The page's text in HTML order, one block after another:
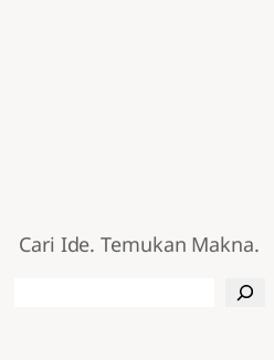
Cari Ide. Temukan Makna.